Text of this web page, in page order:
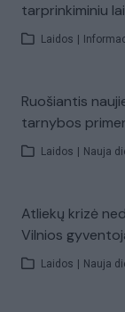
tarprinkiminiu
Laidos
Ruošiantis
tarnybos
Laidos Nauja
Atliekų krizė
Vilnios
Laidos Nauja